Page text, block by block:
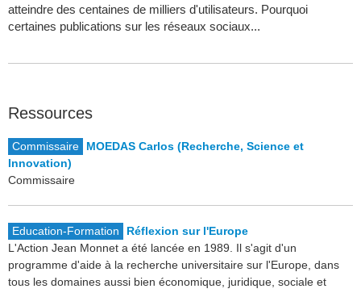
atteindre des centaines de milliers d'utilisateurs. Pourquoi
certaines publications sur les réseaux sociaux...
Ressources
Commissaire
MOEDAS Carlos (Recherche, Science et
Innovation)
Commissaire
Education-Formation
Réflexion sur l'Europe
L'Action Jean Monnet a été lancée en 1989. Il s'agit d'un
programme d'aide à la recherche universitaire sur l'Europe, dans
tous les domaines aussi bien économique, juridique, sociale et